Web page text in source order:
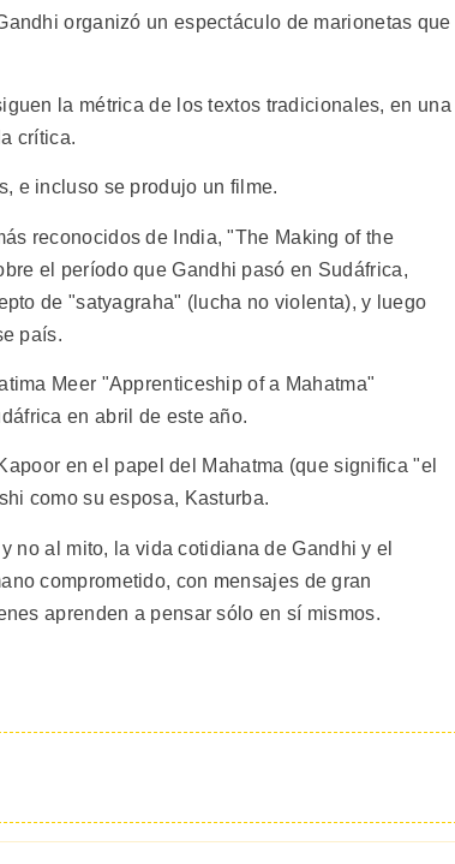
organizó un espectáculo de marionetas que
la métrica de los textos tradicionales, en una
crítica.
e incluso se produjo un filme.
reconocidos de India, "The Making of the
el período que Gandhi pasó en Sudáfrica,
de "satyagraha" (lucha no violenta), y luego
país.
Meer "Apprenticeship of a Mahatma"
en abril de este año.
en el papel del Mahatma (que significa "el
como su esposa, Kasturba.
no al mito, la vida cotidiana de Gandhi y el
comprometido, con mensajes de gran
aprenden a pensar sólo en sí mismos.